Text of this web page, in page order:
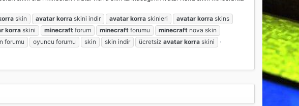
skin avatar korra skini indir avatar korra skinleri avatar korra skins
korra skini minecraft forum minecraft forumu minecraft nova skin
forumu oyuncu forumu skin skin indir ücretsiz avatar korra skini